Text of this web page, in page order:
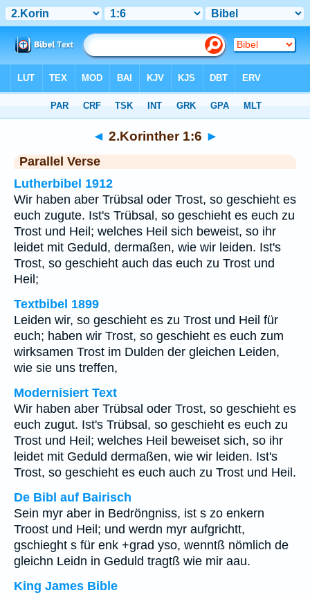
◄ 2.Korinther 1:6 ►
Parallel Verse
Lutherbibel 1912
Wir haben aber Trübsal oder Trost, so geschieht es
euch zugute. Ist's Trübsal, so geschieht es euch zu
Trost und Heil; welches Heil sich beweist, so ihr
leidet mit Geduld, dermaßen, wie wir leiden. Ist's
Trost, so geschieht auch das euch zu Trost und
Heil;
Textbibel 1899
Leiden wir, so geschieht es zu Trost und Heil für
euch; haben wir Trost, so geschieht es euch zum
wirksamen Trost im Dulden der gleichen Leiden,
wie sie uns treffen,
Modernisiert Text
Wir haben aber Trübsal oder Trost, so geschieht es
euch zugut. Ist's Trübsal, so geschieht es euch zu
Trost und Heil; welches Heil beweiset sich, so ihr
leidet mit Geduld dermaßen, wie wir leiden. Ist's
Trost, so geschieht es euch auch zu Trost und Heil.
De Bibl auf Bairisch
Sein myr aber in Bedröngniss, ist s zo enkern
Troost und Heil; und werdn myr aufgrichtt,
gschieght s für enk +grad yso, wenntß nömlich de
gleichn Leidn in Geduld tragtß wie mir aau.
King James Bible